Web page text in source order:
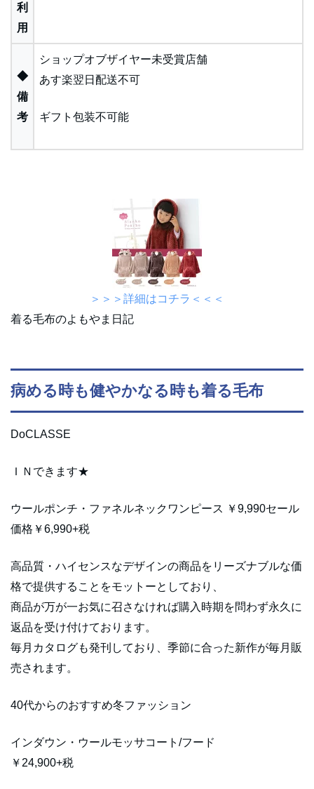
利
用
◆
備
考
ショップオブザイヤー未受賞店舗
あす楽翌日配送不可
ギフト包装不可能
＞＞＞詳細はコチラ＜＜＜
着る毛布のよもやま日記
病める時も健やかなる時も着る毛布
DoCLASSE
ＩＮできます★
ウールポンチ・ファネルネックワンピース ￥9,990セール
価格￥6,990+税
高品質・ハイセンスなデザインの商品をリーズナブルな価
格で提供することをモットーとしており、
商品が万が一お気に召さなければ購入時期を問わず永久に
返品を受け付けております。
毎月カタログも発刊しており、季節に合った新作が毎月販
売されます。
40代からのおすすめ冬ファッション
インダウン・ウールモッサコート/フード
￥24,900+税